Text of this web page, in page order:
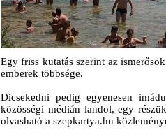
Egy friss kutatás szerint az
emberek többsége.
Dicsekedni pedig egyenesen
közösségi médián landol, egy
olvasható a szepkartya.hu